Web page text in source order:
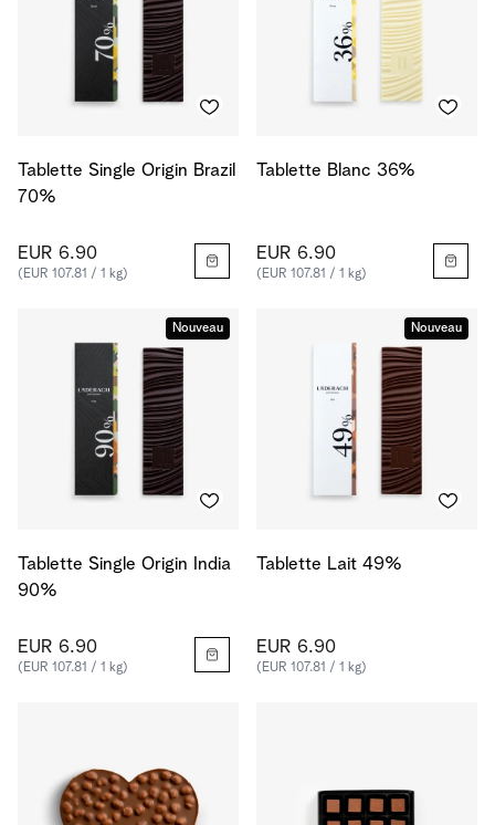
Tablette Single Origin Brazil
70%
EUR 6.90
(EUR 107.81 / 1 kg)
Tablette Blanc 36%
EUR 6.90
(EUR 107.81 / 1 kg)
Nouveau
Tablette Single Origin India
90%
EUR 6.90
(EUR 107.81 / 1 kg)
Nouveau
Tablette Lait 49%
EUR 6.90
(EUR 107.81 / 1 kg)